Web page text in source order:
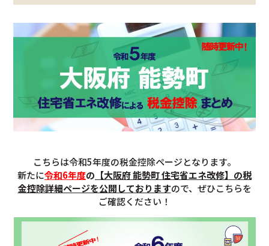
こちらは令和5年度の税金控除ページとなります。
新たに令和6年度の 【大阪府 能勢町 住宅省エネ改修】の税
金控除詳細ページを公開しておりますので、ぜひこちらを
ご確認ください！